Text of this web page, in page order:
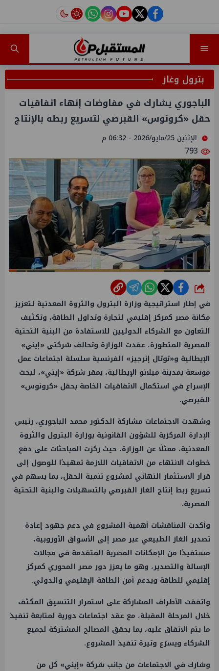
facebook
twitter
youtube
instagram
tiktok
بترول وغاز
الباجوري يشارك في مفاوضات إنهاء اتفاقيات
حقل «كرونوس» القبرصي لتسريع ربطه بالإنتاج
الإثنين 25/مايو/2026 - 06:32 م
شارك
في إطار استراتيجية وزارة البترول والثروة المعدنية لتعزيز
مكانة مصر كمركز إقليمي لتجارة وتداول الطاقة، وتكثيف
التعاون مع الشركاء الدوليين للاستفادة من البنية التحتية
المصرية المتطورة، عقدت الوزارة وتحالف شركتي «إيني»
الإيطالية و«توتال إنرجيز» الفرنسية سلسلة اجتماعات عمل
موسعة بمدينة ميلانو الإيطالية، بمقر شركة «إيني»، لبحث
الإسراع في استكمال الاتفاقيات الخاصة بحقل «كرونوس»
القبرصي.
وشهدت الاجتماعات مشاركة الدكتور محمد الباجوري، رئيس
الإدارة المركزية للشؤون القانونية بوزارة البترول والثروة
المعدنية، ممثلًا عن الوزارة، حيث ركزت المباحثات على دفع
خطوات الانتهاء من الاتفاقيات اللازمة تمهيدًا للوصول إلى
قرار الاستثمار النهائي لمشروع تنمية الحقل، بما يسهم في
تسريع ربط إنتاج الغاز القبرصي بالتسهيلات والبنية التحتية
المصرية.
وأكدت المناقشات أهمية المشروع في دعم جهود إعادة
تصدير الغاز الطبيعي عبر مصر إلى الأسواق الأوروبية،
مستفيدًا من الإمكانات المصرية المتقدمة في مجالات
الإسالة والتصدير، وهو ما يعزز دور مصر المحوري كمركز
إقليمي للطاقة ويدعم أمن الطاقة الإقليمي والدولي.
واتفقت الأطراف المشاركة على استمرار التنسيق المكثف
خلال المرحلة المقبلة، مع عقد اجتماعات دورية لمتابعة تنفيذ
ما يتم الاتفاق عليه، بما يحقق المصالح المشتركة لجميع
الشركاء ويسرّع وتيرة تنفيذ المشروع.
وشارك في الاجتماعات من جانب شركة «إيني» كل من